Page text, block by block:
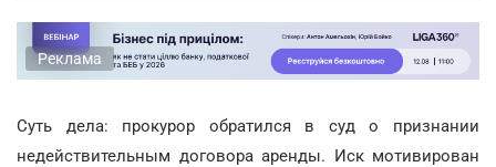
Реклама
Суть дела: прокурор обратился в суд о признании
недействительным договора аренды. Иск мотивирован